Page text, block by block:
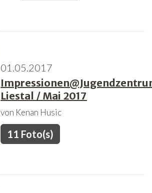
01.05.2017
Liestal / Mai 2017
von Kenan Husic
11 Foto(s)